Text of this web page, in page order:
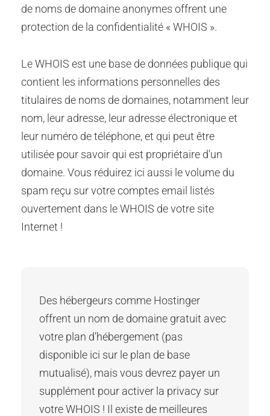
de noms de domaine anonymes offrent une
protection de la confidentialité « WHOIS ».
Le WHOIS est une base de données publique qui
contient les informations personnelles des
titulaires de noms de domaines, notamment leur
nom, leur adresse, leur adresse électronique et
leur numéro de téléphone, et qui peut être
utilisée pour savoir qui est propriétaire d’un
domaine. Vous réduirez ici aussi le volume du
spam reçu sur votre comptes email listés
ouvertement dans le WHOIS de votre site
Internet !
Des hébergeurs comme Hostinger
offrent un nom de domaine gratuit avec
votre plan d’hébergement (pas
disponible ici sur le plan de base
mutualisé), mais vous devrez payer un
supplément pour activer la privacy sur
votre WHOIS ! Il existe de meilleures